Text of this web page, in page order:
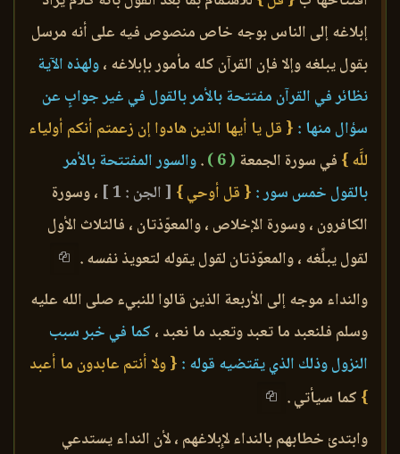
إبلاغه إلى الناس بوجه خاص منصوص فيه على أنه مرسل
بقول يبلغه وإلا فإن القرآن كله مأمور بإبلاغه ،ولهذه الآية
نظائر في القرآن مفتتحة بالأمر بالقول في غير جوابٍ عن
سؤال منها : { قل يا أيها الذين هادوا إن زعمتم أنكم أولياء
للَّه } في سورة الجمعة ( 6 )
.والسور المفتتحة بالأمر
بالقول خمس سور : { قل أوحي } [ الجن : 1 ]
، وسورة
الكافرون ، وسورة الإخلاص ، والمعوّذتان ، فالثلاث الأول
لقول يبلِّغه ، والمعوّذتان لقول يقوله لتعويذ نفسه .
والنداء موجه إلى الأربعة الذين قالوا للنبيء صلى الله عليه
وسلم فلنعبد ما تعبد وتعبد ما نعبد ، كما في خبر سبب
النزول وذلك الذي يقتضيه قوله : { ولا أنتم عابدون ما أعبد
} كما سيأتي .
وابتدئ خطابهم بالنداء لإِبلاغهم ، لأن النداء يستدعي